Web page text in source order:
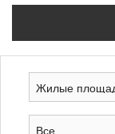
Искать